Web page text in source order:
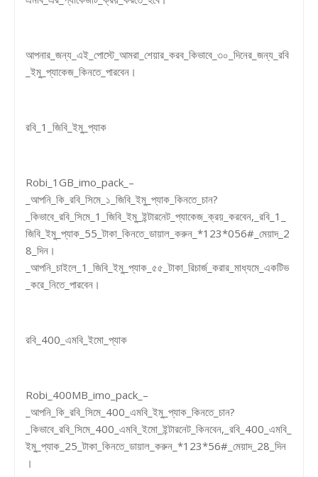
আপনার_জন্য_এই_পোস্টে_আমরা_শেয়ার_করব_কিভাবে_৩০_দিনের_জন্য_রবি
_ইমু_প্যাকেজ_কিনতে_পারবেন।
রবি_1_জিবি_ইমু_প্যাক
Robi_1GB_imo_pack_–
_আপনি_কি_রবি_সিমে_১_জিবি_ইমু_প্যাক_কিনতে_চান?
_কিভাবে_রবি_সিমে_1_জিবি_ইমু_ইন্টারনেট_প্যাকেজ_ক্রয়_করবেন,_রবি_1_
জিবি_ইমু_প্যাক_55_টাকা_কিনতে_ডায়াল_করুন_*123*056#_মেয়াদ_2
8_দিন।
_আপনি_চাইলে_1_জিবি_ইমু_প্যাক_৫৫_টাকা_রিচার্জ_করার_মাধ্যমে_একটিভ
_করে_নিতে_পারবেন।
রবি_400_এমবি_ইমো_প্যাক
Robi_400MB_imo_pack_–
_আপনি_কি_রবি_সিমে_400_এমবি_ইমু_প্যাক_কিনতে_চান?
_কিভাবে_রবি_সিমে_400_এমবি_ইমো_ইন্টারনেট_কিনবেন,_রবি_400_এমবি_
ইমু_প্যাক_25_টাকা_কিনতে_ডায়াল_করুন_*123*56#_মেয়াদ_28_দিন
।